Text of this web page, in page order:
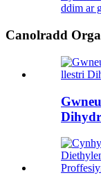
ddim ar
Canolradd